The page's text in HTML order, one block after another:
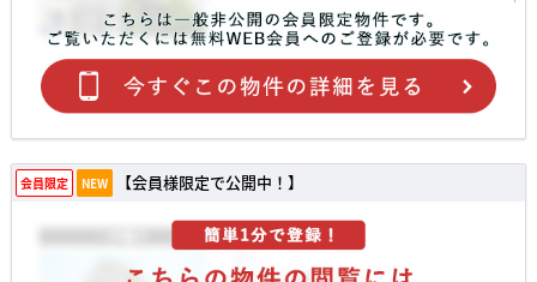
会員限定 NEW 【会員様限定で公開中！】